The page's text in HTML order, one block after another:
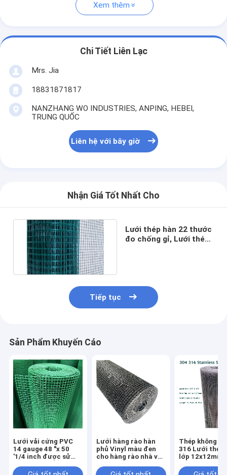
Xem thêm
Chi Tiết Liên Lạc
Mrs. Jia
18831871817
NANZHANG WO INDUSTRIES, ANPING, HEBEI,
TRUNG QUỐC
Liên hệ với bây giờ
Nhận Giá Tốt Nhất Cho
Lưới thép hàn 22 thước
đo chống gỉ, Lưới thép
Tiếp tục
Sản Phẩm Khuyến Cáo
Lưới vải cứng PVC
14 gauge 48 "x 50
'1/4 inch được sử
Lưới hàng rào hàn
phủ Vinyl màu đen
cho hàng rào nhà và
Thép không gỉ
316 Lưới thép
lớp 12x12mm